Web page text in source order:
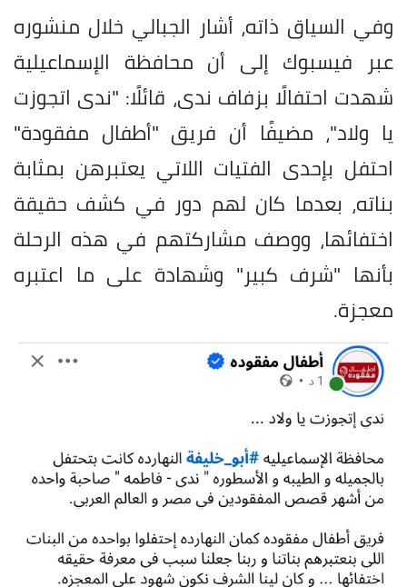
وفي السياق ذاته، أشار الجبالي خلال منشوره
عبر فيسبوك إلى أن محافظة الإسماعيلية
شهدت احتفالًا بزفاف ندى، قائلًا: "ندى اتجوزت
يا ولاد"، مضيفًا أن فريق "أطفال مفقودة"
احتفل بإحدى الفتيات اللاتي يعتبرهن بمثابة
بناته، بعدما كان لهم دور في كشف حقيقة
اختفائها، ووصف مشاركتهم في هذه الرحلة
بأنها "شرف كبير" وشهادة على ما اعتبره
معجزة.